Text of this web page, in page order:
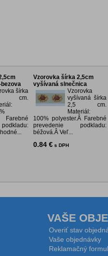
šírka
cm.
Vzorovka šírka 2,5cm
vyšívaná slnečnica
Vzorovka
vyšívaná šírka
2,5 cm.
Materiál:
100% polyester.Â Farebné
prevedenie podkladu:
béžová.Â Veľ...
0.84 € s DPH
VAŠE
Overiť stav
Vaše objednávky
Reklamačný